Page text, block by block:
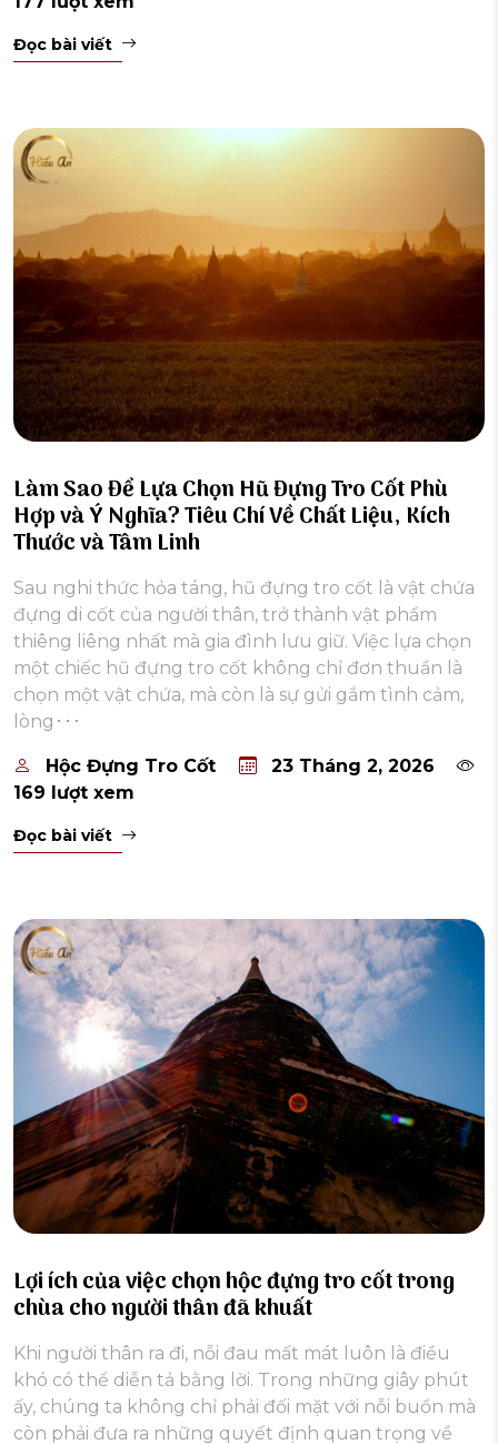
Đọc bài viết
Làm Sao Để Lựa Chọn Hũ Đựng Tro Cốt Phù
Hợp và Ý Nghĩa? Tiêu Chí Về Chất Liệu, Kích
Thước và Tâm Linh
Sau nghi thức hỏa táng, hũ đựng tro cốt là vật chứa
đựng di cốt của người thân, trở thành vật phẩm
thiêng liêng nhất mà gia đình lưu giữ. Việc lựa chọn
một chiếc hũ đựng tro cốt không chỉ đơn thuần là
chọn một vật chứa, mà còn là sự gửi gắm tình cảm,
lòng･･･
Hộc Đựng Tro Cốt
23 Tháng 2, 2026
169 lượt xem
Đọc bài viết
Lợi ích của việc chọn hộc đựng tro cốt trong
chùa cho người thân đã khuất
Khi người thân ra đi, nỗi đau mất mát luôn là điều
khó có thể diễn tả bằng lời. Trong những giây phút
ấy, chúng ta không chỉ phải đối mặt với nỗi buồn mà
còn phải đưa ra những quyết định quan trọng về